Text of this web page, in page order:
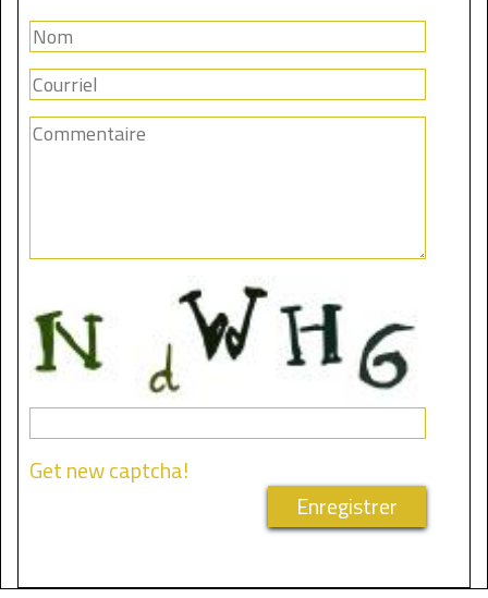
Get new captcha!